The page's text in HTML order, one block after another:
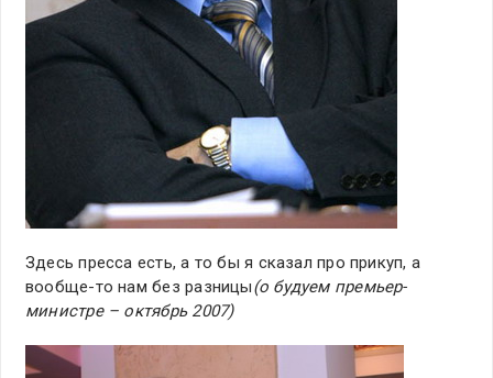
Здесь пресса есть, а то бы я сказал про прикуп, а
вообще-то нам без разницы(о будуем премьер-
министре – октябрь 2007)